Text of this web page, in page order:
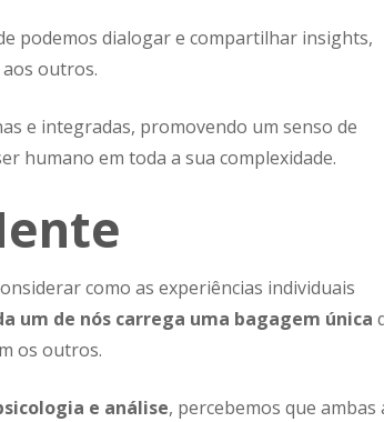
podemos dialogar e compartilhar insights,
outros.
e integradas, promovendo um senso de
humano em toda a sua complexidade.
como as experiências individuais
um de nós carrega uma bagagem única
os outros.
e análise, percebemos que ambas